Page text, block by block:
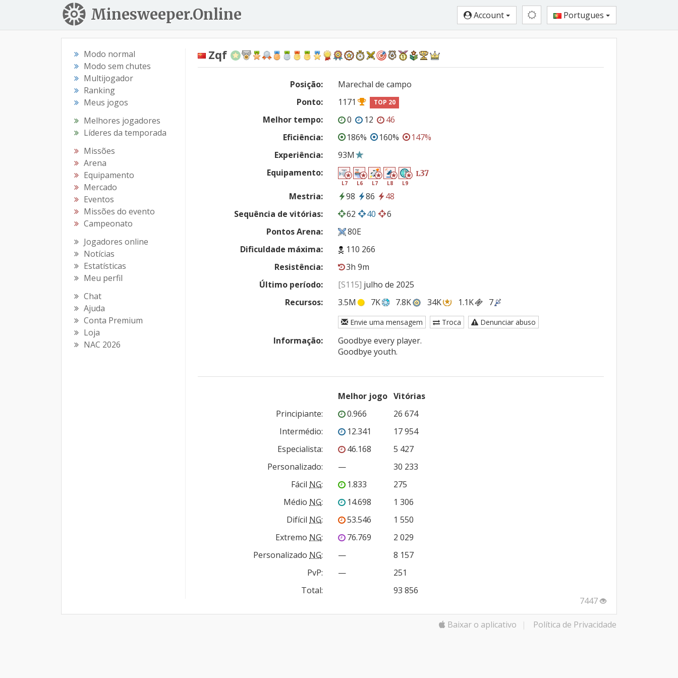
Minesweeper.Online Account Portugues
Modo normal
Modo sem chutes
Multijogador
Ranking
Meus jogos
Melhores jogadores
Líderes da temporada
Missões
Arena
Equipamento
Mercado
Eventos
Missões do evento
Campeonato
Jogadores online
Notícias
Estatísticas
Meu perfil
Chat
Ajuda
Conta Premium
Loja
NAC 2026
Zqf
Posição:
Marechal de campo
Ponto:
1171 TOP 20
Melhor tempo: 0 12
46
Eficiência:
186% 160%
147%
Experiência:
93M
Equipamento:
L7 L6 L7 L8 L9
L37
Mestria: 98 86
48
Sequência de vitórias:
62 40
6
Pontos Arena:
80E
Dificuldade máxima:
110 266
Resistência:
3h 9m
Último período:
[S115] julho de 2025
Recursos:
3.5M 7K 7.8K 34K 1.1K 7
Envie uma mensagem Troca Denunciar abuso
Informação:
Goodbye every player.
Goodbye youth.
Melhor jogo Vitórias
Principiante: 0.966
26 674
Intermédio: 12.341
17 954
Especialista: 46.168
5 427
Personalizado: —
30 233
Fácil NG: 1.833
275
Médio NG: 14.698
1 306
Difícil NG: 53.546
1 550
Extremo NG: 76.769
2 029
Personalizado NG: —
8 157
PvP: —
251
Total:
93 856
7447
Baixar o aplicativo | Política de Privacidade